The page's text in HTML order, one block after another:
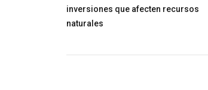
inversiones que afecten recursos
naturales